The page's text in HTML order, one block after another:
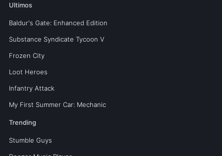
Ultimos
Baldur's Gate: Enhanced Edition
Substance Syndicate Tycoon V
Frozen City
Loot Heroes
Infantry Attack
My First Summer Car: Mechanic
Trending
Stumble Guys